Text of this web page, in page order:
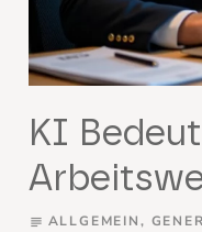
KI
subject ALLGEMEIN,